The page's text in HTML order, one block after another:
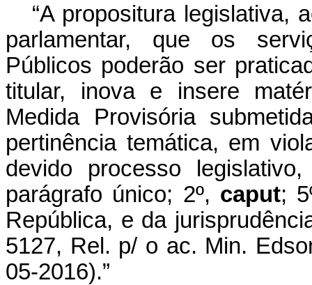
“A propositura legislativa,
parlamentar, que os
Públicos poderão ser
titular, inova e insere
Medida Provisória
pertinência temática, em
devido processo
parágrafo único; 2º, caput;
República, e da
5127, Rel. p/ o ac. Min.
05-2016).”